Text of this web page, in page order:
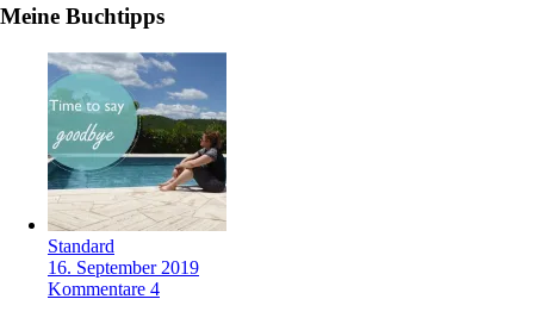
Meine Buchtipps
Standard
16. September 2019
Kommentare 4